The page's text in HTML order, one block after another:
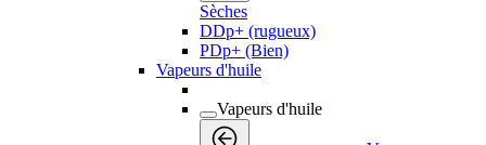
Sèches
DDp+ (rugueux)
PDp+ (Bien)
Vapeurs d'huile
Vapeurs d'huile